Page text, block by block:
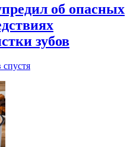
об опасных
зубов
спустя